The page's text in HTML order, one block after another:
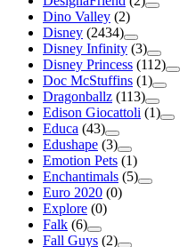
Dino Valley (2)
Disney (2434)
Disney Infinity (3)
Disney Princess (112)
Doc McStuffins (1)
Dragonballz (113)
Edison Giocattoli (1)
Educa (43)
Edushape (3)
Emotion Pets (1)
Enchantimals (5)
Euro 2020 (0)
Explore (0)
Falk (6)
Fall Guys (2)